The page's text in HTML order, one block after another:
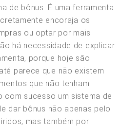
de bônus. É uma ferramenta
encoraja os
ou optar por mais
há necessidade de explicar
porque hoje são
parece que não existem
que não tenham
com sucesso um sistema de
dar bônus não apenas pelo
mas também por